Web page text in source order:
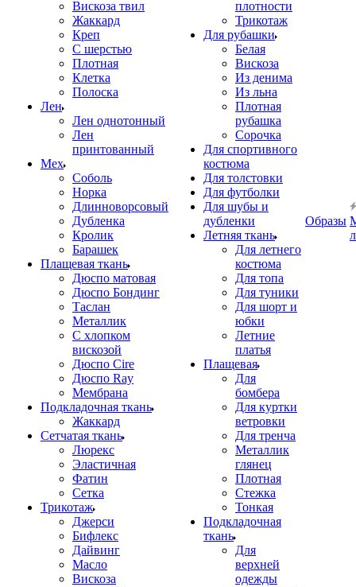
Вискоза твил
Жаккард
Креп
С шерстью
Плотная
Клетка
Полоска
Лен
Лен однотонный
Лен
принтованный
Мех
Соболь
Норка
Длинноворсовый
Дубленка
Кролик
Барашек
Плащевая ткань
Дюспо матовая
Дюспо Бондинг
Таслан
Металлик
С хлопком
вискозой
Дюспо Cire
Дюспо Ray
Мембрана
Подкладочная ткань
Жаккард
Сетчатая ткань
Люрекс
Эластичная
Фатин
Сетка
Трикотаж
Джерси
Бифлекс
Дайвинг
Масло
Вискоза
плотности
Трикотаж
Для рубашки
Белая
Вискоза
Из денима
Из льна
Плотная
рубашка
Сорочка
Для спортивного
костюма
Для толстовки
Для футболки
Для шубы и
дубленки
Летняя ткань
Для летнего
костюма
Для топа
Для туники
Для шорт и
юбки
Летние
платья
Плащевая
Для
бомбера
Для куртки
ветровки
Для тренча
Металлик
глянец
Плотная
Стежка
Тонкая
Подкладочная
ткань
Для
верхней
одежды
Образы